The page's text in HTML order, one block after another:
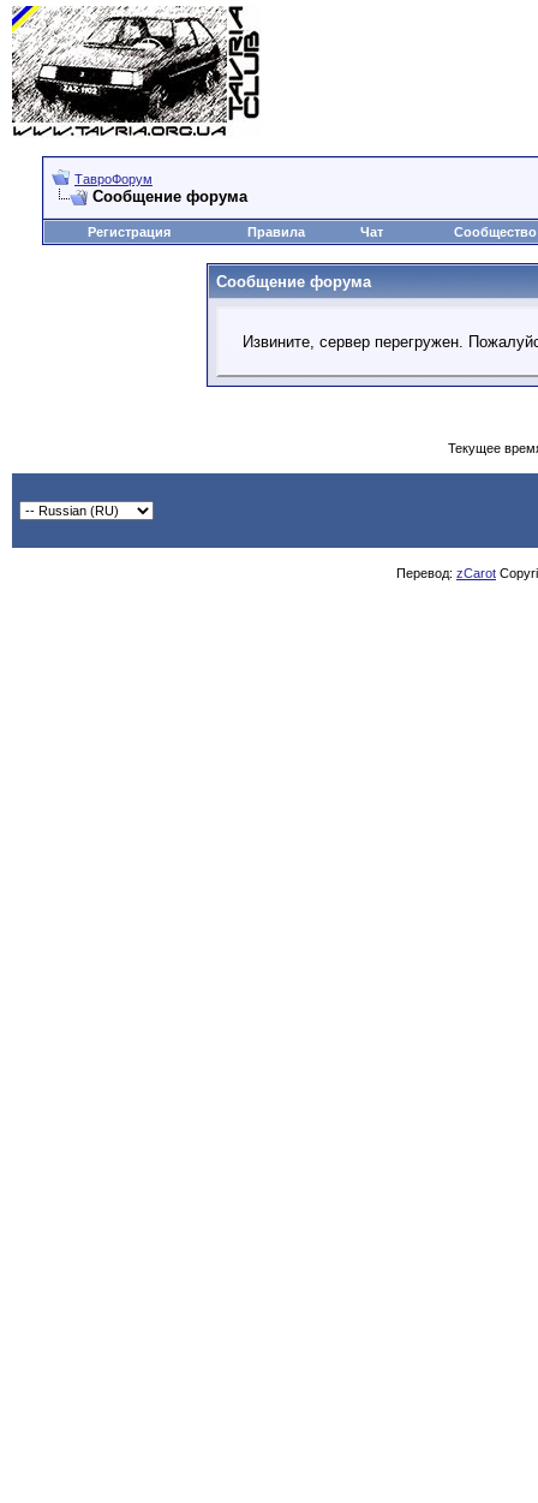
ТавроФорум
Сообщение форума
Регистрация Правила Чат Сообщество
Сообщение форума
Извините, сервер перегружен.
Текущее
Перевод: zCarot